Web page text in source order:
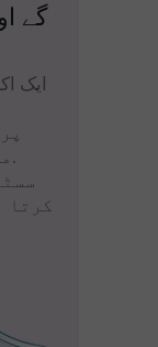
گے
ایک
معینہ مدت کے لیے درست ہے 31.08.2026.
کرتا